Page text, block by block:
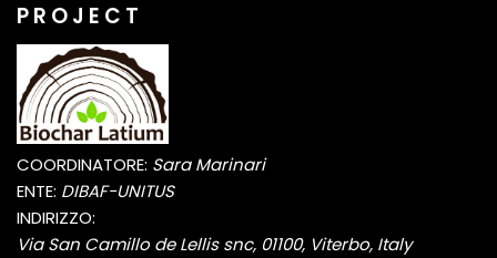
P R O J E C T
COORDINATORE: Sara Marinari
ENTE: DIBAF-UNITUS
INDIRIZZO:
Via San Camillo de Lellis snc, 01100, Viterbo, Italy